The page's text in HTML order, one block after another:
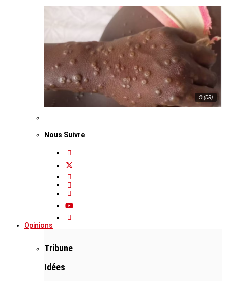
© (DR)
Nous Suivre
Opinions
Tribune
Idées